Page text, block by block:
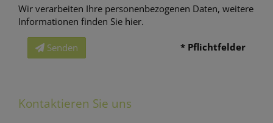
Wir verarbeiten Ihre personenbezogenen Daten, weitere
Informationen finden Sie hier.
Senden * Pflichtfelder
Kontaktieren Sie uns